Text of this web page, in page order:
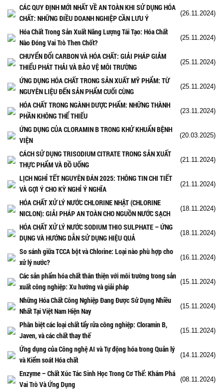
CÁC QUY ĐỊNH MỚI NHẤT VỀ AN TOÀN KHI SỬ DỤNG HÓA
CHẤT: NHỮNG ĐIỀU DOANH NGHIỆP CẦN LƯU Ý
(26.11.2024)
Hóa Chất Trong Sản Xuất Năng Lượng Tái Tạo: Hóa Chất
Nào Đóng Vai Trò Then Chốt?
(25.11.2024)
CHUYỂN ĐỔI CARBON VÀ HÓA CHẤT: GIẢI PHÁP GIẢM
THIỂU PHÁT THẢI VÀ BẢO VỆ MÔI TRƯỜNG
(25.11.2024)
ỨNG DỤNG HÓA CHẤT TRONG SẢN XUẤT MỸ PHẨM: TỪ
NGUYÊN LIỆU ĐẾN SẢN PHẨM CUỐI CÙNG
(25.11.2024)
HÓA CHẤT TRONG NGÀNH DƯỢC PHẨM: NHỮNG THÀNH
PHẦN KHÔNG THỂ THIẾU
(23.11.2024)
ỨNG DỤNG CỦA CLORAMIN B TRONG KHỬ KHUẨN BỆNH
VIỆN
(20.03.2025)
CÁCH SỬ DỤNG TRISODIUM CITRATE TRONG SẢN XUẤT
THỰC PHẨM VÀ ĐỒ UỐNG
(21.11.2024)
LỊCH NGHỈ TẾT NGUYÊN ĐÁN 2025: THÔNG TIN CHI TIẾT
VÀ GỢI Ý CHO KỲ NGHỈ Ý NGHĨA
(21.11.2024)
HÓA CHẤT XỬ LÝ NƯỚC CHLORINE NHẬT (CHLORINE
NICLON): GIẢI PHÁP AN TOÀN CHO NGUỒN NƯỚC SẠCH
(18.11.2024)
HÓA CHẤT XỬ LÝ NƯỚC SODIUM THIO SULPHATE – ỨNG
DỤNG VÀ HƯỚNG DẪN SỬ DỤNG HIỆU QUẢ
(18.11.2024)
So sánh giữa TCCA bột và Chlorine: Loại nào phù hợp cho
xử lý nước?
(16.11.2024)
Các sản phẩm hóa chất thân thiện với môi trường trong sản
xuất công nghiệp: Xu hướng và giải pháp
(15.11.2024)
Những Hóa Chất Công Nghiệp Đang Được Sử Dụng Nhiều
Nhất Tại Việt Nam Hiện Nay
(15.11.2024)
Phân biệt các loại chất tẩy rửa công nghiệp: Cloramin B,
Javen, và các chất thay thế
(15.11.2024)
Ứng dụng của Công nghệ AI và Tự động hóa trong Quản lý
và Kiểm soát Hóa chất
(14.11.2024)
Enzyme – Chất Xúc Tác Sinh Học Trong Cơ Thể: Khám Phá
Vai Trò Và Ứng Dụng
(08.11.2024)